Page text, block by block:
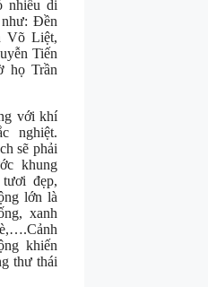
nhiều di
Đền
Võ Liệt,
Tiến
họ Trần
với khí
nghiệt.
sẽ phải
khung
đẹp,
lớn là
xanh
khiến
thư thái